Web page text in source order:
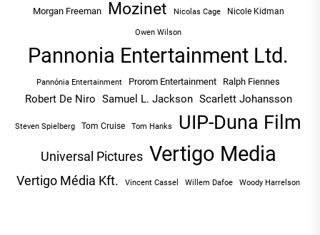
Morgan Freeman Mozinet Nicolas Cage Nicole Kidman
Owen Wilson
Pannonia Entertainment Ltd.
Pannónia Entertainment Prorom Entertainment Ralph Fiennes
Robert De Niro Samuel L. Jackson Scarlett Johansson
Steven Spielberg Tom Cruise Tom Hanks UIP-Duna Film
Universal Pictures Vertigo Media
Vertigo Média Kft. Vincent Cassel Willem Dafoe Woody Harrelson